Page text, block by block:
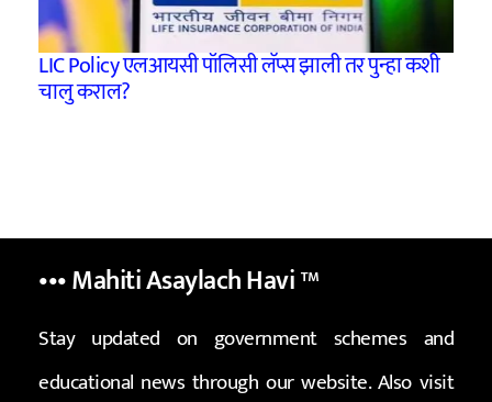
LIC Policy एलआयसी पॉलिसी लॅप्स झाली तर पुन्हा कशी
चालु कराल?
••• Mahiti Asaylach Havi™
Stay updated on government schemes and
educational news through our website. Also visit